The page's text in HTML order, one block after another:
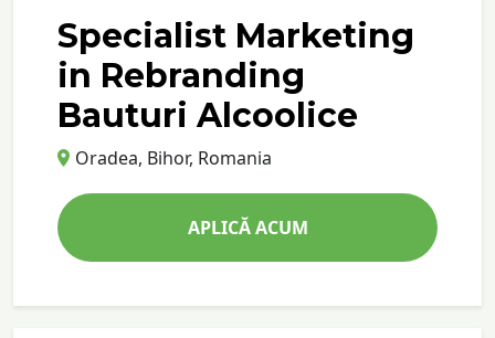
Specialist Marketing
in Rebranding
Bauturi Alcoolice
Oradea, Bihor, Romania
APLICĂ ACUM